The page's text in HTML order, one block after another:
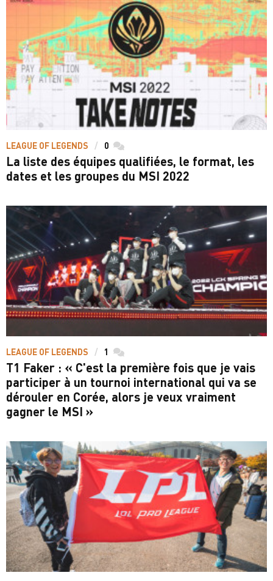
LEAGUE OF LEGENDS 0 commentaires
La liste des équipes qualifiées, le format, les
dates et les groupes du MSI 2022
LEAGUE OF LEGENDS 1 commentaires
T1 Faker : « C'est la première fois que je vais
participer à un tournoi international qui va se
dérouler en Corée, alors je veux vraiment
gagner le MSI »